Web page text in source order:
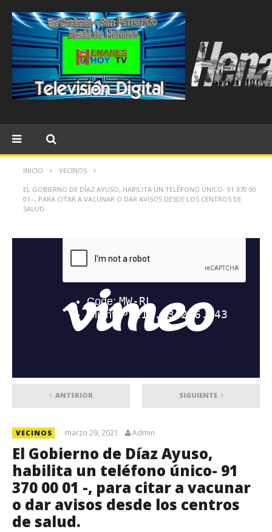
INICIO VECINOS
EL GOBIERNO DE DÍAZ AYUSO, HABILITA UN TELÉFONO ÚNICO- 91 370 00
01 -, PARA CITAR A VACUNAR O DAR AVISOS DESDE LOS CENTROS DE
SALUD.
ANTERIOR SIGUIENTE
VECINOS marzo 29, 2021 Admin
El Gobierno de Díaz Ayuso,
habilita un teléfono único- 91
370 00 01 -, para citar a vacunar
o dar avisos desde los centros
de salud.